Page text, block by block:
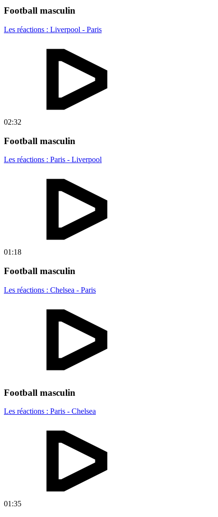
Football masculin
Les réactions : Liverpool - Paris
02:32
Football masculin
Les réactions : Paris - Liverpool
01:18
Football masculin
Les réactions : Chelsea - Paris
Football masculin
Les réactions : Paris - Chelsea
01:35